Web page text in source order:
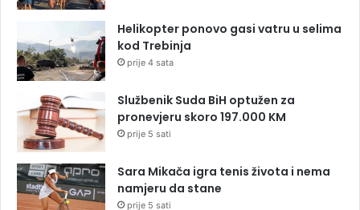
Helikopter ponovo gasi vatru u selima
kod Trebinja
prije 4 sata
Službenik Suda BiH optužen za
pronevjeru skoro 197.000 KM
prije 5 sati
Sara Mikača igra tenis života i nema
namjeru da stane
prije 5 sati